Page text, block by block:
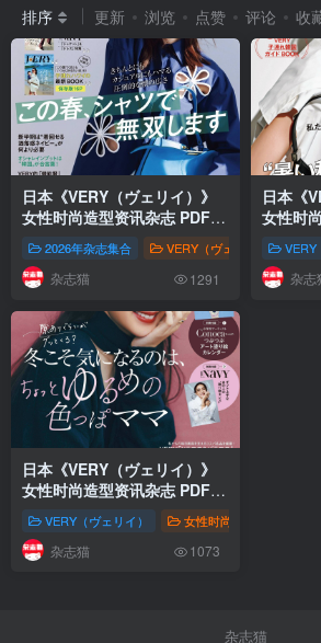
排序
更新 浏览 点赞 评论 收
日本《VERY（ヴェリイ）》
女性时尚造型资讯杂志 PDF电
子版【2026年·全年订阅】
2026年杂志集合 VERY（ヴェリイ） 女
杂志猫 1291
日本《
女性时
子版【
VERY
杂志
日本《VERY（ヴェリイ）》
女性时尚造型资讯杂志 PDF电
VERY（ヴェリイ） 女性时尚
杂志猫 1073
杂志猫